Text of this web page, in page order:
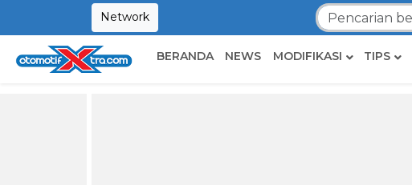
Network
BERANDA NEWS MODIFIKASI TIPS